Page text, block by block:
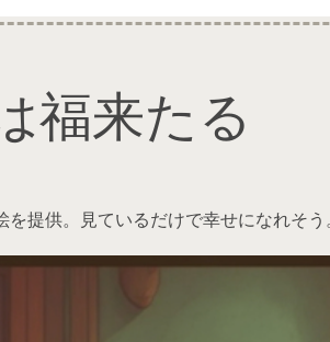
福来たる
提供。見ているだけで幸せになれそう